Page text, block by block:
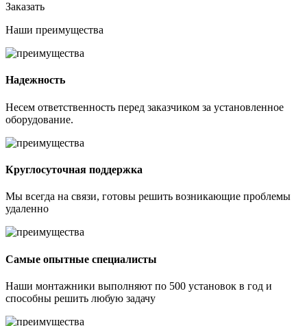
Заказать
Наши преимущества
Надежность
Несем ответственность перед заказчиком за установленное
оборудование.
Круглосуточная поддержка
Мы всегда на связи, готовы решить возникающие проблемы
удаленно
Самые опытные специалисты
Наши монтажники выполняют по 500 установок в год и
способны решить любую задачу